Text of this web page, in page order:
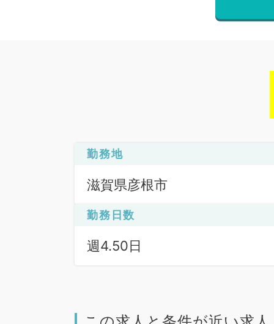
勤務地
滋賀県彦根市
勤務日数
週4.50日